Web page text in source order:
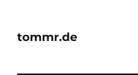
tommr.de